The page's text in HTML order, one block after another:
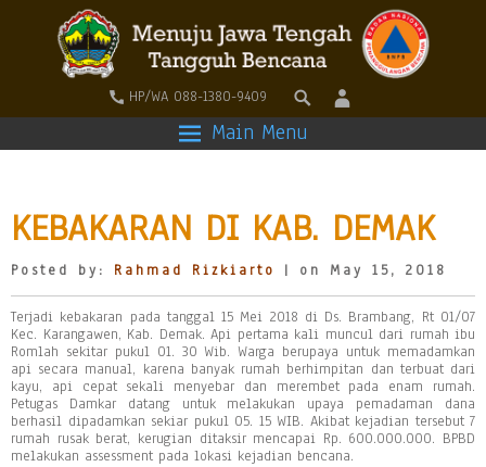
HP/WA 088-1380-9409
Main Menu
KEBAKARAN DI KAB. DEMAK
Posted by: Rahmad Rizkiarto | on May 15, 2018
Terjadi kebakaran pada tanggal 15 Mei 2018 di Ds. Brambang, Rt 01/07
Kec. Karangawen, Kab. Demak. Api pertama kali muncul dari rumah ibu
Romlah sekitar pukul 01. 30 Wib. Warga berupaya untuk memadamkan
api secara manual, karena banyak rumah berhimpitan dan terbuat dari
kayu, api cepat sekali menyebar dan merembet pada enam rumah.
Petugas Damkar datang untuk melakukan upaya pemadaman dana
berhasil dipadamkan sekiar pukul 05. 15 WIB. Akibat kejadian tersebut 7
rumah rusak berat, kerugian ditaksir mencapai Rp. 600.000.000. BPBD
melakukan assessment pada lokasi kejadian bencana.